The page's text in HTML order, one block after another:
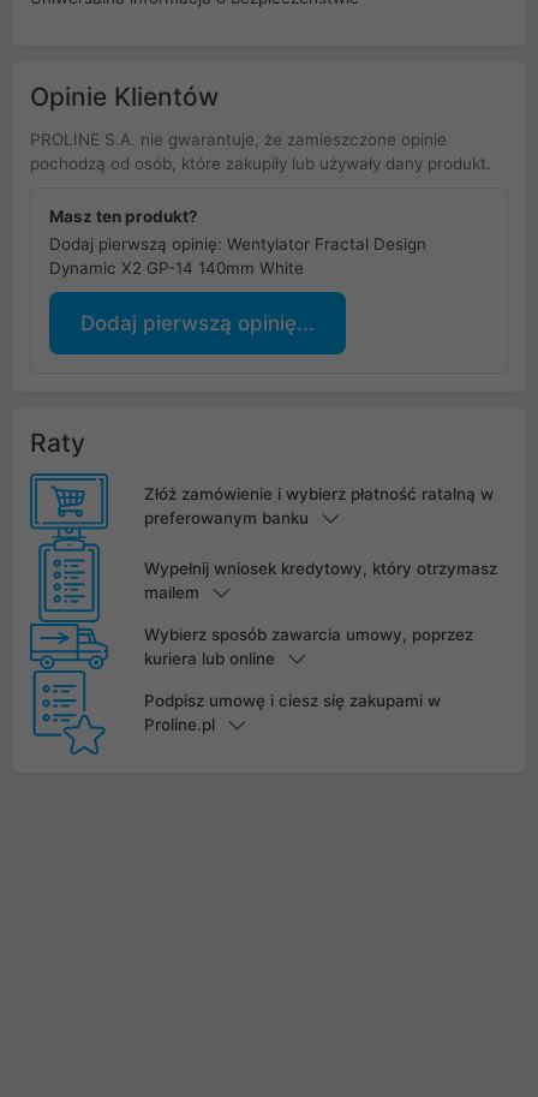
Opinie Klientów
PROLINE S.A. nie gwarantuje, że zamieszczone opinie
pochodzą od osób, które zakupiły lub używały dany produkt.
Masz ten produkt?
Dodaj pierwszą opinię: Wentylator Fractal Design
Dynamic X2 GP-14 140mm White
Dodaj pierwszą opinię...
Raty
Złóż zamówienie i wybierz płatność ratalną w
preferowanym banku
Wypełnij wniosek kredytowy, który otrzymasz
mailem
Wybierz sposób zawarcia umowy, poprzez
kuriera lub online
Podpisz umowę i ciesz się zakupami w
Proline.pl